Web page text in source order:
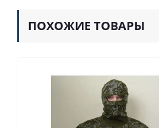
ПОХОЖИЕ ТОВАРЫ